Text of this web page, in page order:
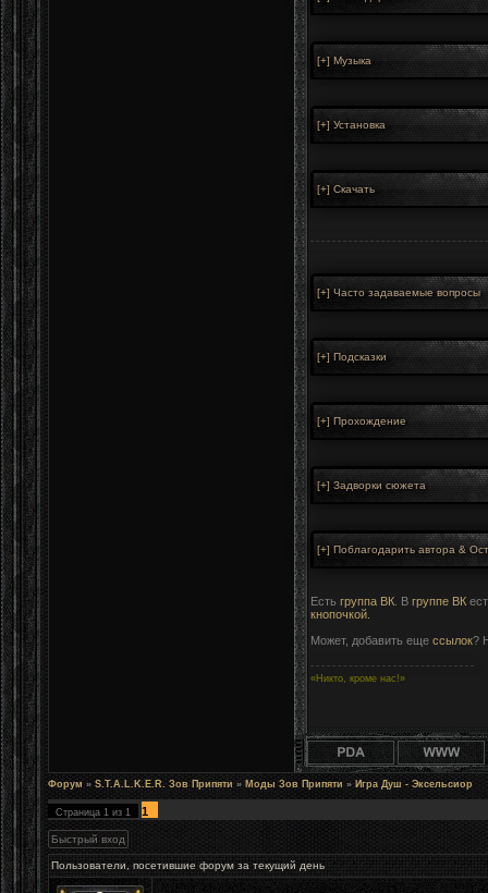
Есть группа ВК . В группе ВК
кнопочкой.
Может, добавить еще ссылок?
«Никто, кроме нас!»
Форум » S.T.A.L.K.E.R. Зов Припяти » Моды Зов Припяти » Игра Душ - Эксельсиор
Страница 1 из 1 1
Пользователи, посетившие форум за текущий день